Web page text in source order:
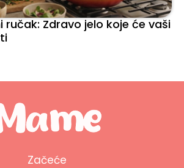
ručak: Zdravo jelo koje će vaši
Začeće